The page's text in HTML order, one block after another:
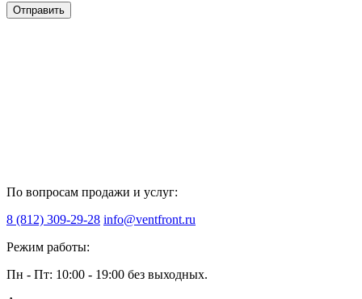
Отправить
По вопросам продажи и услуг:
8 (812) 309-29-28 info@ventfront.ru
Режим работы:
Пн - Пт: 10:00 - 19:00 без выходных.